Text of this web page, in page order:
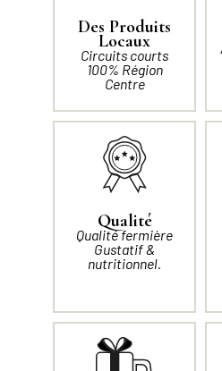
Des Produits
Locaux
Circuits courts
100% Région
Centre
Qualité
Qualité fermière
Gustatif &
nutritionnel.